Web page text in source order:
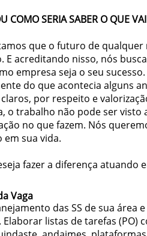
COMO SERIA SABER O QUE
que o futuro de qualquer
E acreditando nisso, nós
empresa seja o seu sucesso.
do que acontecia alguns
por respeito e
o trabalho não pode ser visto
no que fazem. Nós
em sua vida.
fazer a diferença
Vaga
das SS de sua
listas de tarefas (PO)